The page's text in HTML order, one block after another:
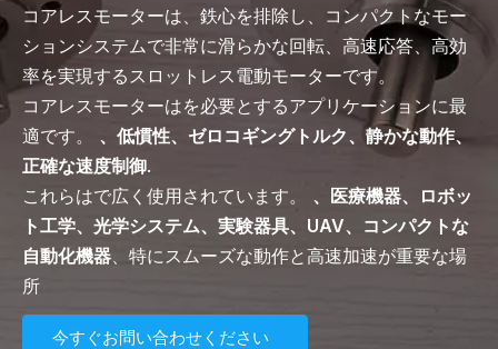
コアレスモーターは、鉄心を排除し、コンパクトなモー
ションシステムで非常に滑らかな回転、高速応答、高効
率を実現するスロットレス電動モーターです。
コアレスモーターはを必要とするアプリケーションに最
適です。 、低慣性、ゼロコギングトルク、静かな動作、
正確な速度制御.
これらはで広く使用されています。 、医療機器、ロボッ
ト工学、光学システム、実験器具、UAV、コンパクトな
自動化機器、特にスムーズな動作と高速加速が重要な場
所
今すぐお問い合わせください